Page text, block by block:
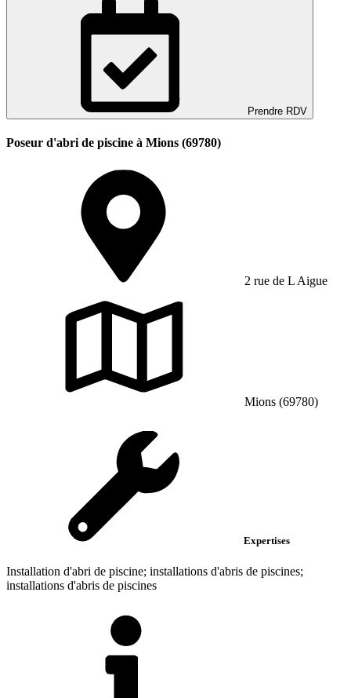
Prendre RDV
Poseur d'abri de piscine à Mions (69780)
2 rue de L Aigue
Mions (69780)
Expertises
Installation d'abri de piscine; installations d'abris de piscines;
installations d'abris de piscines